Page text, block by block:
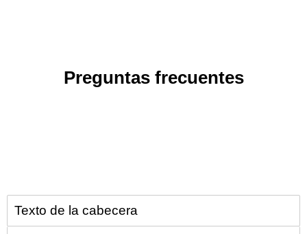
Preguntas frecuentes
Texto de la cabecera